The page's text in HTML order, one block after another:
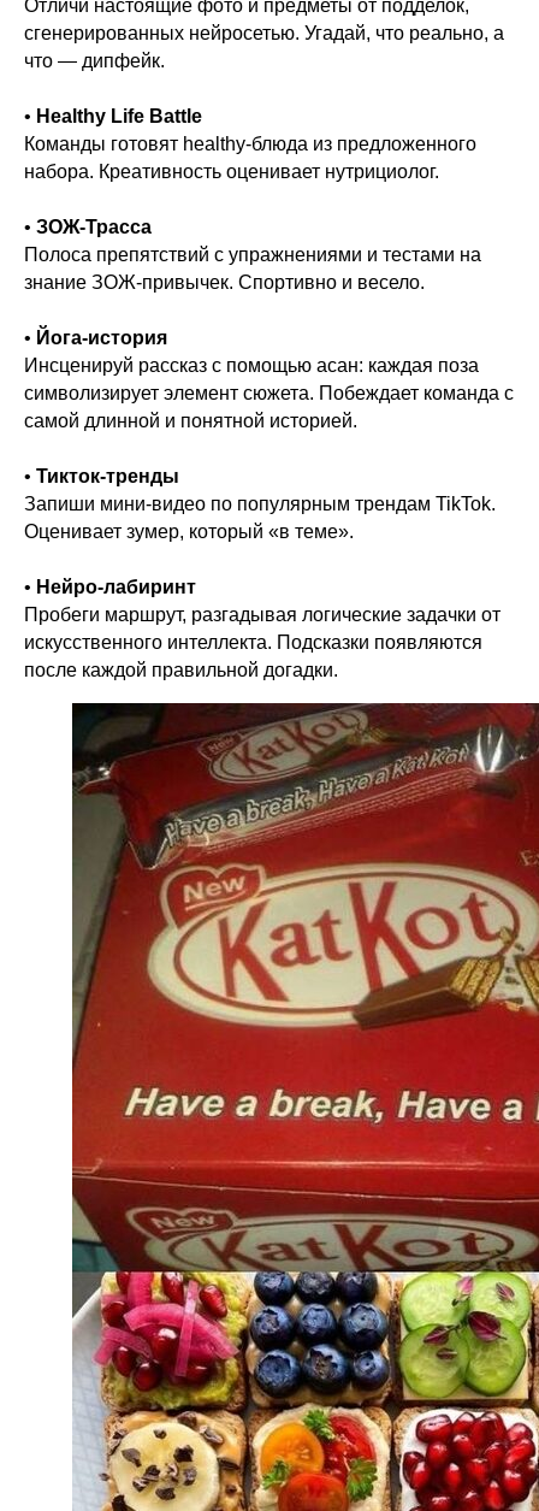
Отличи настоящие фото и предметы от подделок,
сгенерированных нейросетью. Угадай, что реально, а
что — дипфейк.
• Healthy Life Battle
Команды готовят healthy-блюда из предложенного
набора. Креативность оценивает нутрициолог.
• ЗОЖ-Трасса
Полоса препятствий с упражнениями и тестами на
знание ЗОЖ-привычек. Спортивно и весело.
• Йога-история
Инсценируй рассказ с помощью асан: каждая поза
символизирует элемент сюжета. Побеждает команда с
самой длинной и понятной историей.
• Тикток-тренды
Запиши мини-видео по популярным трендам TikTok.
Оценивает зумер, который «в теме».
• Нейро-лабиринт
Пробеги маршрут, разгадывая логические задачки от
искусственного интеллекта. Подсказки появляются
после каждой правильной догадки.